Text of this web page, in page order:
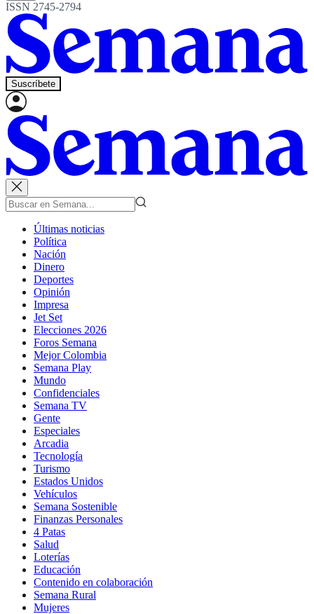
ISSN 2745-2794
Suscríbete
Últimas noticias
Política
Nación
Dinero
Deportes
Opinión
Impresa
Jet Set
Elecciones 2026
Foros Semana
Mejor Colombia
Semana Play
Mundo
Confidenciales
Semana TV
Gente
Especiales
Arcadia
Tecnología
Turismo
Estados Unidos
Vehículos
Semana Sostenible
Finanzas Personales
4 Patas
Salud
Loterías
Educación
Contenido en colaboración
Semana Rural
Mujeres